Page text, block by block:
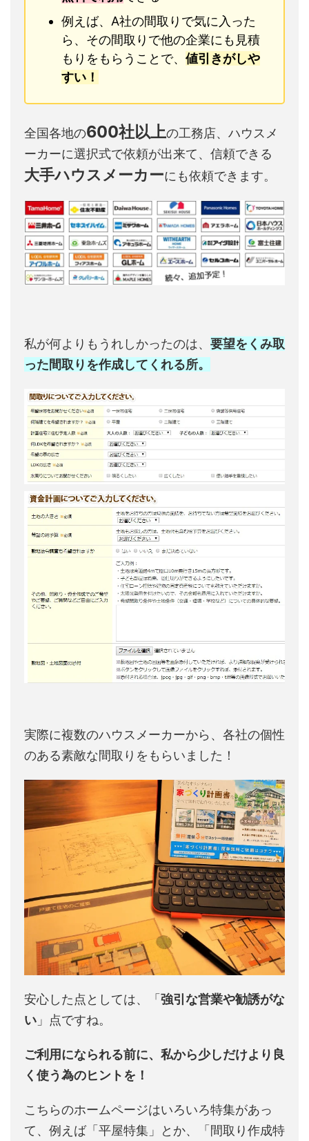
例えば、A社の間取りで気に入った
ら、その間取りで他の企業にも見積
もりをもらうことで、 値引きがしや
すい！
全国各地の600社以上の工務店、ハウスメ
ーカーに選択式で依頼が出来て、信頼できる
大手ハウスメーカーにも依頼できます。
私が何よりもうれしかったのは、 要望をくみ取
った間取りを作成してくれる所。
実際に複数のハウスメーカーから、各社の個性
のある素敵な間取りをもらいました！
安心した点としては、「 強引な営業や勧誘がな
い 」点ですね。
ご利用になられる前に、私から少しだけより良
く使う為のヒントを！
こちらのホームページはいろいろ特集があっ
て、例えば「平屋特集」とか、「間取り作成特